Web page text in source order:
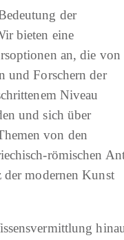
der
bieten eine
an, die von
und Forschern der
Niveau
und sich über
von den
römischen
modernen Kunst